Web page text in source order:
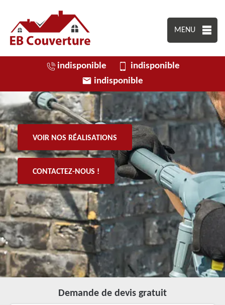
MENU
indisponible
indisponible
indisponible
VOIR NOS RÉALISATIONS
CONTACTEZ-NOUS !
Demande de devis gratuit